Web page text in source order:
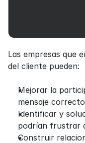
Las empresas que
del cliente pueden:
Mejorar la
mensaje
Identificar y
podrían frustrar
Construir